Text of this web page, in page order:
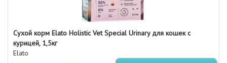
Сухой корм Elato Holistic Vet Special Urinary для кошек с
курицей, 1,5кг
Elato